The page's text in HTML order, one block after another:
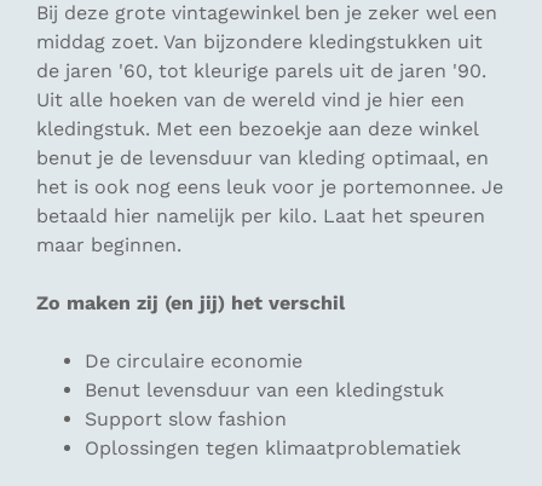
Bij deze grote vintagewinkel ben je zeker wel een
middag zoet. Van bijzondere kledingstukken uit
de jaren '60, tot kleurige parels uit de jaren '90.
Uit alle hoeken van de wereld vind je hier een
kledingstuk. Met een bezoekje aan deze winkel
benut je de levensduur van kleding optimaal, en
het is ook nog eens leuk voor je portemonnee. Je
betaald hier namelijk per kilo. Laat het speuren
maar beginnen.
Zo maken zij (en jij) het verschil
De circulaire economie
Benut levensduur van een kledingstuk
Support slow fashion
Oplossingen tegen klimaatproblematiek